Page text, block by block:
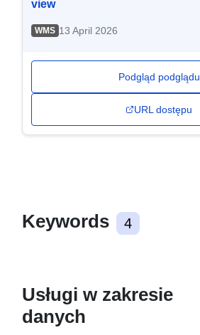
view
WMS 13 April 2026
Podgląd podglądu
URL dostępu
Keywords 4
Usługi w zakresie
danych